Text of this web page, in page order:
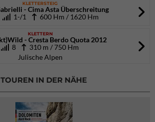
KLETTERSTEIG
- Cima Asta Überschreitung
1-/1 600 Hm / 1620 Hm
KLETTERN
- Cresta Berdo Quota 2012
8
310 m / 750 Hm
Julische Alpen
TOUREN IN DER NÄHE